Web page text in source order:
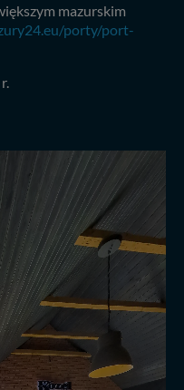
mazurskim
porty/port-